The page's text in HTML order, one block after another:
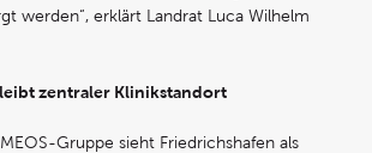
werden“, erklärt Landrat Luca Wilhelm
zentraler Klinikstandort
Gruppe sieht Friedrichshafen als